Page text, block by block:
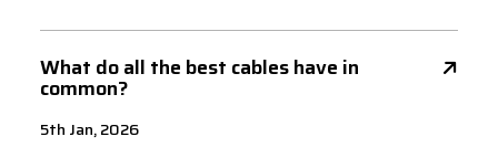
What do all the best cables have in
common?
5th Jan, 2026